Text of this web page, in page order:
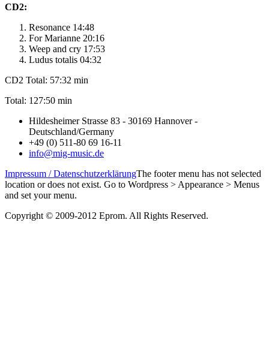
CD2:
Resonance 14:48
For Marianne 20:16
Weep and cry 17:53
Ludus totalis 04:32
CD2 Total: 57:32 min
Total: 127:50 min
Hildesheimer Strasse 83 - 30169 Hannover -
Deutschland/Germany
+49 (0) 511-80 69 16-11
info@mig-music.de
Impressum / DatenschutzerklärungThe footer menu has not selected
location or does not exist. Go to Wordpress > Appearance > Menus
and set your menu.
Copyright © 2009-2012 Eprom. All Rights Reserved.